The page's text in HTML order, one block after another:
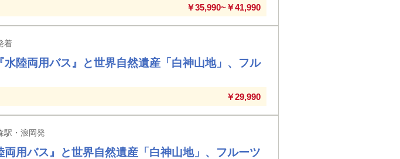
￥35,990~￥41,990
着
水陸両用バス』と世界自然遺産「白神山地」、フル
￥29,990
駅・浪岡発
両用バス』と世界自然遺産「白神山地」、フルーツ